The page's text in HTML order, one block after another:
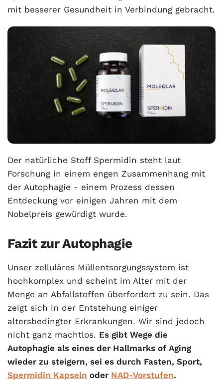
mit besserer Gesundheit in Verbindung gebracht.
Der natürliche Stoff Spermidin steht laut
Forschung in einem engen Zusammenhang mit
der Autophagie - einem Prozess dessen
Entdeckung vor einigen Jahren mit dem
Nobelpreis gewürdigt wurde.
Fazit zur Autophagie
Unser zelluläres Müllentsorgungssystem ist
hochkomplex und scheint im Alter mit der
Menge an Abfallstoffen überfordert zu sein. Das
zeigt sich in der Entstehung einiger
altersbedingter Erkrankungen. Wir sind jedoch
nicht ganz machtlos. Es gibt Wege die
Autophagie als eines der Hallmarks of Aging
wieder zu steigern, sei es durch Fasten, Sport,
Spermidin Kapseln oder NAD-Vorstufen.